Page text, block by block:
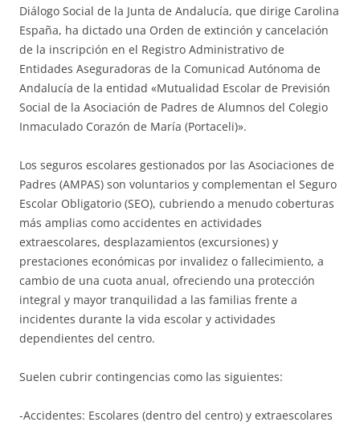
Diálogo Social de la Junta de Andalucía, que dirige Carolina
España, ha dictado una Orden de extinción y cancelación
de la inscripción en el Registro Administrativo de
Entidades Aseguradoras de la Comunicad Autónoma de
Andalucía de la entidad «Mutualidad Escolar de Previsión
Social de la Asociación de Padres de Alumnos del Colegio
Inmaculado Corazón de María (Portaceli)».
Los seguros escolares gestionados por las Asociaciones de
Padres (AMPAS) son voluntarios y complementan el Seguro
Escolar Obligatorio (SEO), cubriendo a menudo coberturas
más amplias como accidentes en actividades
extraescolares, desplazamientos (excursiones) y
prestaciones económicas por invalidez o fallecimiento, a
cambio de una cuota anual, ofreciendo una protección
integral y mayor tranquilidad a las familias frente a
incidentes durante la vida escolar y actividades
dependientes del centro.
Suelen cubrir contingencias como las siguientes:
-Accidentes: Escolares (dentro del centro) y extraescolares